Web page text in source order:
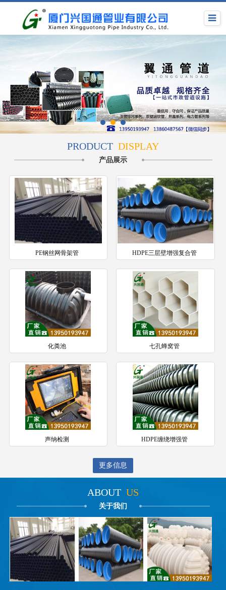
PRODUCT DISPLAY
产品展示
PE钢丝网骨架管 HDPE三层壁增强复合管
化粪池 七孔蜂窝管
声纳检测 HDPE缠绕增强管
更多信息
ABOUT US
关于我们